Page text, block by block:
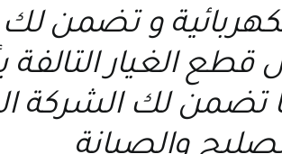
و تضمن
الغيار التالفة
تضمن لك الشركة